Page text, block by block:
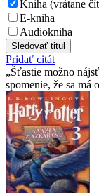
Kniha (vrátane
E-kniha
Audiokniha
Sledovať titul
Pridať citát
Šťastie možno
spomenie, že sa má